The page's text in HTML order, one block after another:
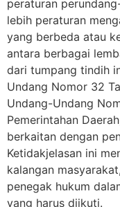
peraturan
lebih peraturan
yang berbeda atau
antara berbagai
dari tumpang tindih
Undang Nomor 32
Undang-Undang
Pemerintahan
berkaitan dengan
Ketidakjelasan ini
kalangan
penegak hukum
yang harus diikuti.